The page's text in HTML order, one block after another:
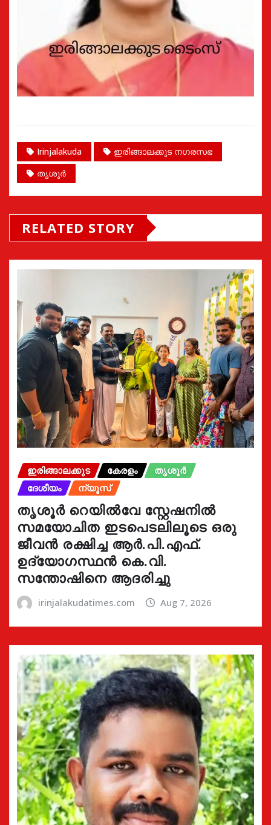
Irinjalakuda
ഇരിങ്ങാലക്കുട നഗരസഭ
തൃശൂർ
RELATED STORY
ഇരിങ്ങാലക്കുട കേരളം
തൃശൂർ
ദേശീയം
ന്യൂസ്
തൃശൂർ റെയിൽവേ സ്റ്റേഷനിൽ
സമയോചിത ഇടപെടലിലൂടെ ഒരു
ജീവൻ രക്ഷിച്ച ആർ.പി.എഫ്.
ഉദ്യോഗസ്ഥൻ കെ.വി.
സന്തോഷിനെ ആദരിച്ചു
irinjalakudatimes.com Aug 7, 2026